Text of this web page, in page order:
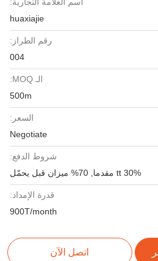
huaxiajie
رقم الطراز:
004
الـ MOQ:
500m
السعر:
Negotiate
شروط الدفع:
30% tt مقدما, 70% ميزان قبل يحمّل
قدرة الإمداد:
900T/month
اتصل الآن